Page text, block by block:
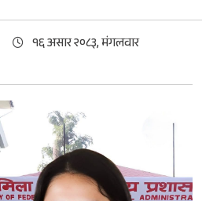
१६ असार २०८३, मंगलवार